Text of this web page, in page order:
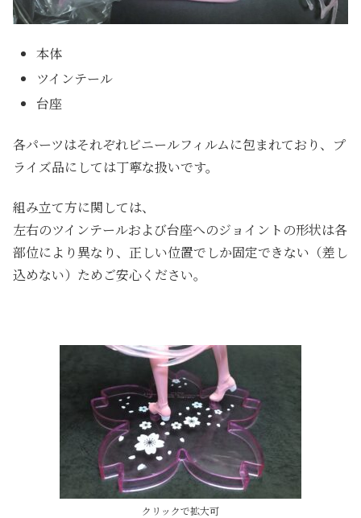
本体
ツインテール
台座
各パーツはそれぞれビニールフィルムに包まれており、プ
ライズ品にしては丁寧な扱いです。
組み立て方に関しては、
左右のツインテールおよび台座へのジョイントの形状は各
部位により異なり、正しい位置でしか固定できない（差し
込めない）ためご安心ください。
クリックで拡大可